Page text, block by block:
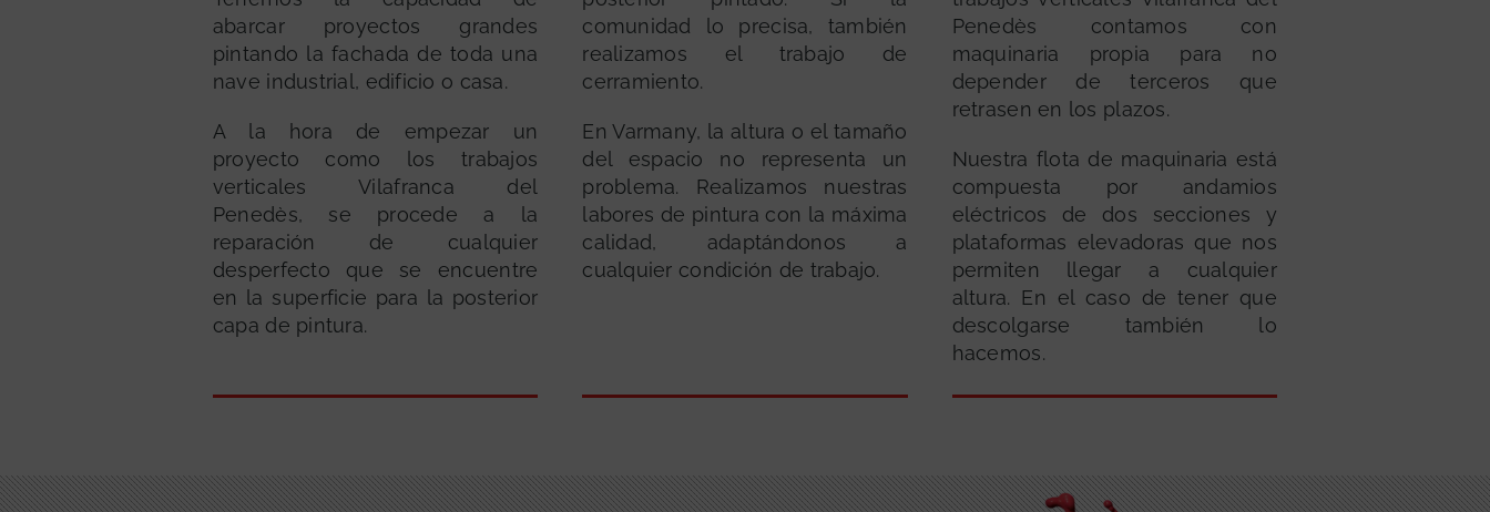
abarcar proyectos grandes
pintando la fachada de toda una
nave industrial, edificio o casa.
A la hora de empezar un
proyecto como los trabajos
verticales Vilafranca del
Penedès, se procede a la
reparación de cualquier
desperfecto que se encuentre
en la superficie para la posterior
capa de pintura.
comunidad lo precisa, también
realizamos el trabajo de
cerramiento.
En Varmany, la altura o el tamaño
del espacio no representa un
problema. Realizamos nuestras
labores de pintura con la máxima
calidad, adaptándonos a
cualquier condición de trabajo.
Penedès contamos con
maquinaria propia para no
depender de terceros que
retrasen en los plazos.
Nuestra flota de maquinaria está
compuesta por andamios
eléctricos de dos secciones y
plataformas elevadoras que nos
permiten llegar a cualquier
altura. En el caso de tener que
descolgarse también lo
hacemos.